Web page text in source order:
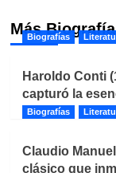
MásBiografías
Haroldo Conti
capturó la
Biografías
Claudio
clásico que